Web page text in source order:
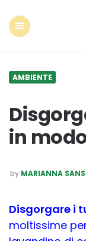
AMBIENTE
in
POSTED
BY
by MARIANNA
Disgorgare i
moltissime